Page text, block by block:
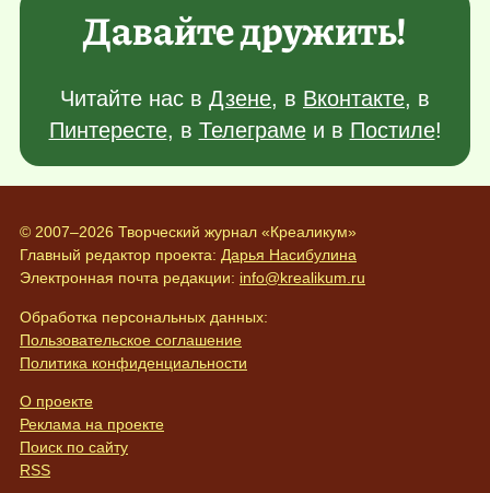
Давайте дружить!
Читайте нас в Дзене, в Вконтакте, в
Пинтересте, в Телеграмеи в Постиле!
© 2007–2026 Творческий журнал «Креаликум»
Главный редактор проекта: Дарья Насибулина
Электронная почта редакции: info@krealikum.ru
Обработка персональных данных:
Пользовательское соглашение
Политика конфиденциальности
О проекте
Реклама на проекте
Поиск по сайту
RSS